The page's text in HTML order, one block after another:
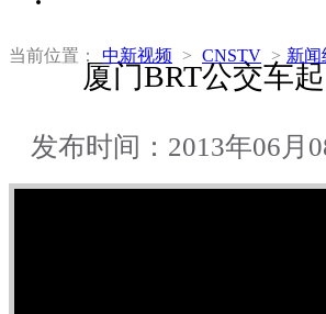
当前位置： 中新视频 > CNSTV > 新闻
厦门BRT公交车
发布时间：2013年06月